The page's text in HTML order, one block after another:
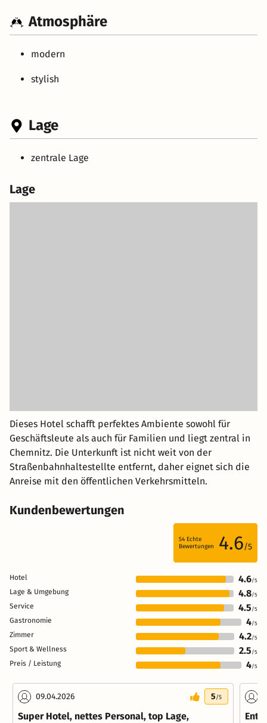
Atmosphäre
modern
stylish
Lage
zentrale Lage
Lage
Dieses Hotel schafft perfektes Ambiente sowohl für
Geschäftsleute als auch für Familien und liegt zentral in
Chemnitz. Die Unterkunft ist nicht weit von der
Straßenbahnhaltestellte entfernt, daher eignet sich die
Anreise mit den öffentlichen Verkehrsmitteln.
Kundenbewertungen
54 Echte
Bewertungen
4.6/5
Hotel 4.6/5
Lage & Umgebung 4.8/5
Service 4.5 /5
Gastronomie 4/5
Zimmer 4.2/5
Sport & Wellness 2.5 /5
Preis / Leistung 4/5
09.04.2026 5/5
Super Hotel, nettes Personal, top Lage,